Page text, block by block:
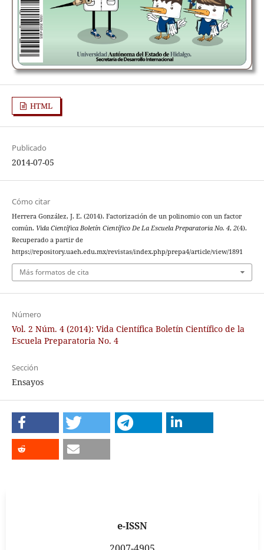
HTML
Publicado
2014-07-05
Cómo citar
Herrera González, J. E. (2014). Factorización de un polinomio con un factor
común. Vida Científica Boletín Científico De La Escuela Preparatoria No. 4, 2(4).
Recuperado a partir de
https://repository.uaeh.edu.mx/revistas/index.php/prepa4/article/view/1891
Más formatos de cita
Número
Vol. 2 Núm. 4 (2014): Vida Científica Boletín Científico de la
Escuela Preparatoria No. 4
Sección
Ensayos
e-ISSN